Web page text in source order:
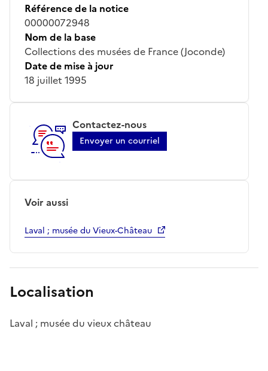
Référence de la notice
00000072948
Nom de la base
Collections des musées de France (Joconde)
Date de mise à jour
18 juillet 1995
Contactez-nous
Envoyer un courriel
Voir aussi
Laval ; musée du Vieux-Château
Localisation
Laval ; musée du vieux château